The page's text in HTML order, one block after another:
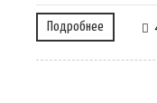
Подробнее